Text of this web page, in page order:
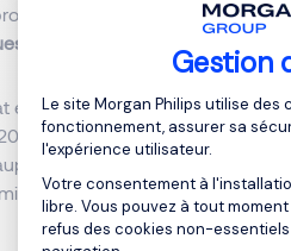
Gestion
Plateforme de
Le site Morgan Philips utilise
fonctionnement, assurer sa
l'expérience utilisateur.
Votre consentement à
libre. Vous pouvez à tout
refus des cookies non-
peut encore fonctionner
est d'autant plus vrai que le
les employeurs
de l'
, soit une
de postes demeuraient